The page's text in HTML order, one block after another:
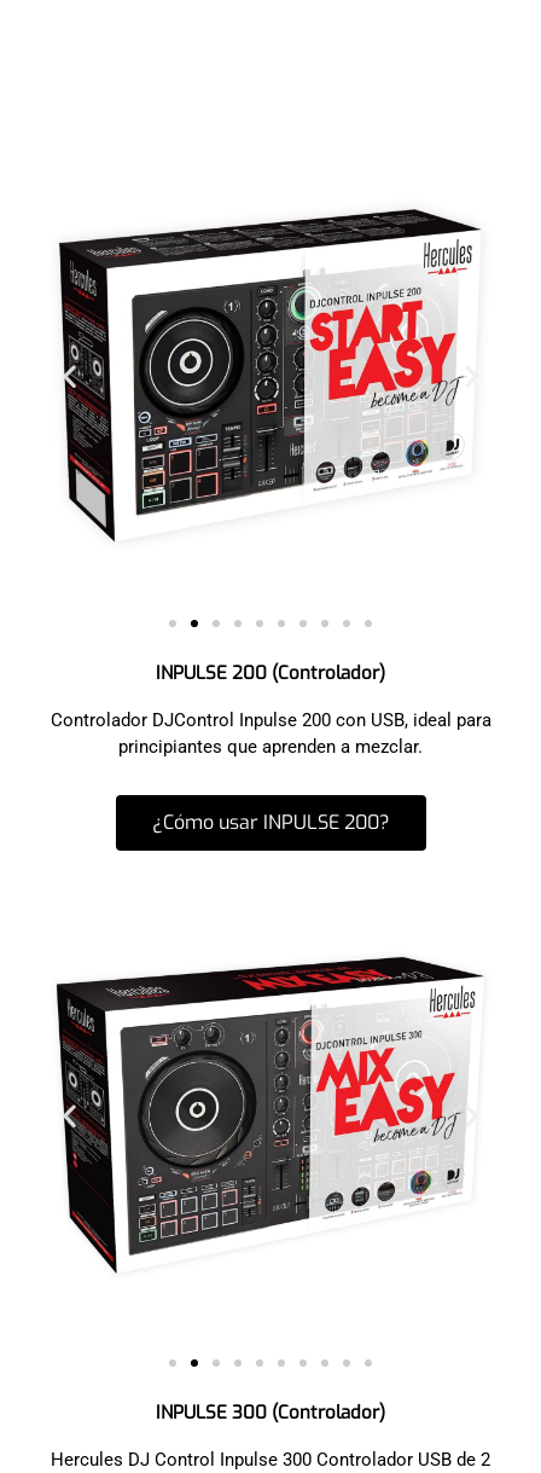
INPULSE 200 (Controlador)
Controlador DJControl Inpulse 200 con USB, ideal para
principiantes que aprenden a mezclar.
¿Cómo usar INPULSE 200?
INPULSE 300 (Controlador)
Hercules DJ Control Inpulse 300 Controlador USB de 2